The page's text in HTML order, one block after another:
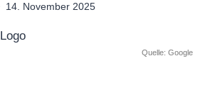
14. November 2025
Quelle: Google